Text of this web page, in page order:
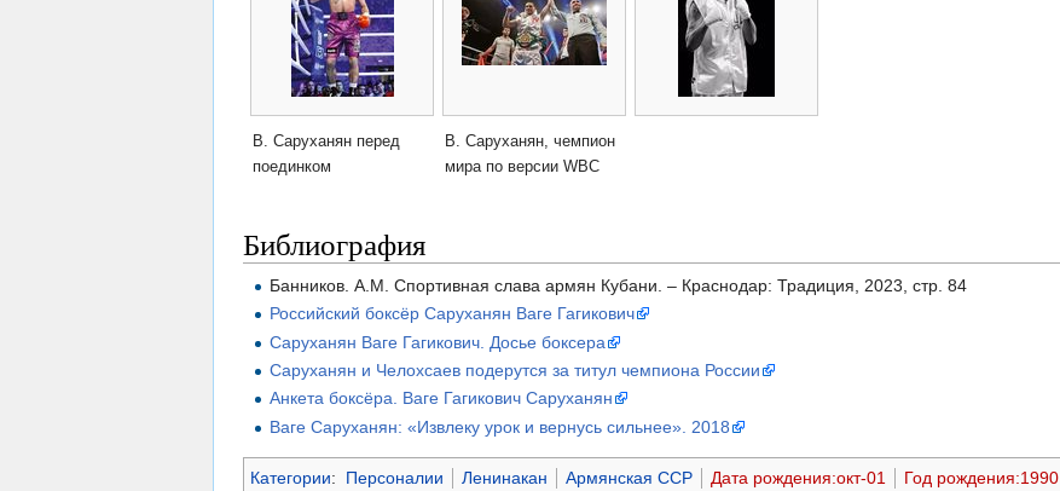
В. Саруханян перед
поединком
В. Саруханян, чемпион
мира по версии WBC
Библиография
Банников. А.М. Спортивная слава армян Кубани. – Краснодар: Традиция, 2023, стр. 84
Российский боксёр Саруханян Ваге Гагикович
Саруханян Ваге Гагикович. Досье боксера
Саруханян и Челохсаев подерутся за титул чемпиона России
Анкета боксёра. Ваге Гагикович Саруханян
Ваге Саруханян: «Извлеку урок и вернусь сильнее». 2018
Категории: Персоналии Ленинакан Армянская ССР Дата рождения:окт-01 Год рождения:1990